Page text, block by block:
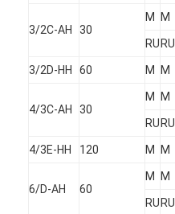
わたしたち に つい て
お問い合わせ
ニュース
3/2C-AH 30
M M
RU RU
3/2D-HH 60 M M
4/3C-AH 30
M M
RU RU
4/3E-HH 120 M M
6/D-AH 60
M M
RU RU